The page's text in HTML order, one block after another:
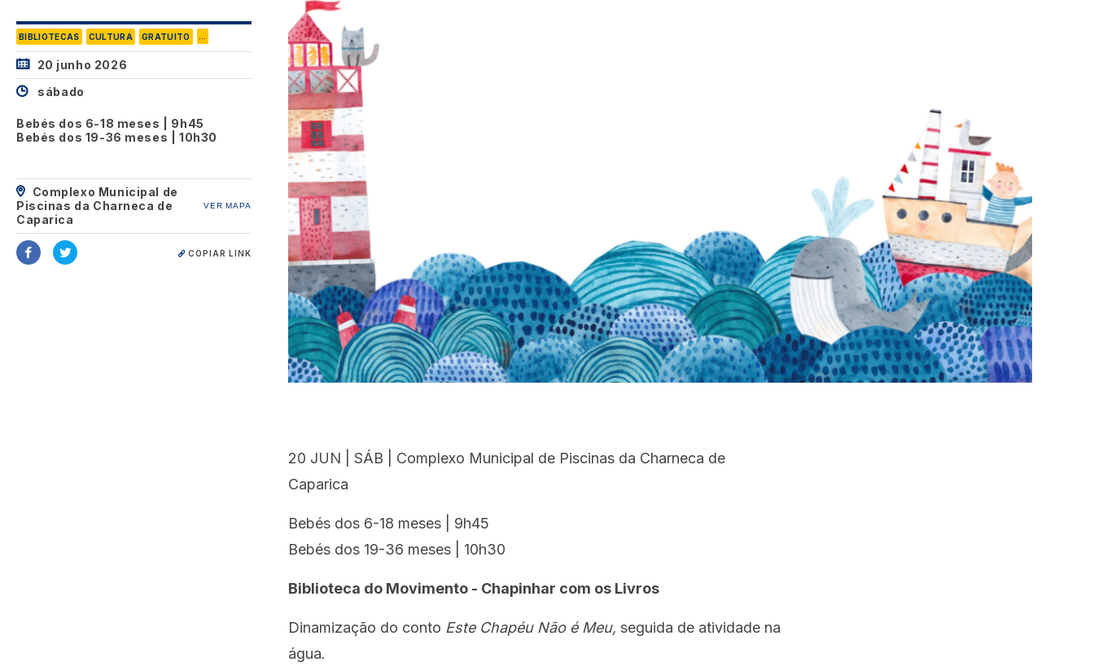
BIBLIOTECAS CULTURA GRATUITO ...
20 junho 2026
sábado
Bebés dos 6-18 meses | 9h45
Bebés dos 19-36 meses | 10h30
Complexo Municipal de
Piscinas da Charneca de
Caparica
VER MAPA
COPIAR LINK
20 JUN | SÁB | Complexo Municipal de Piscinas da Charneca de
Caparica
Bebés dos 6-18 meses | 9h45
Bebés dos 19-36 meses | 10h30
Biblioteca do Movimento - Chapinhar com os Livros
Dinamização do conto Este Chapéu Não é Meu, seguida de atividade na
água.